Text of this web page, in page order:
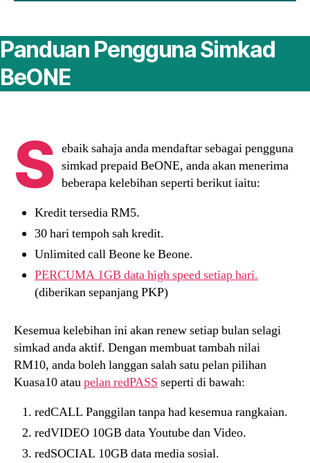
Panduan Pengguna Simkad
BeONE
S ebaik sahaja anda mendaftar sebagai pengguna
simkad prepaid BeONE, anda akan menerima
beberapa kelebihan seperti berikut iaitu:
Kredit tersedia RM5.
30 hari tempoh sah kredit.
Unlimited call Beone ke Beone.
PERCUMA 1GB data high speed setiap hari.
(diberikan sepanjang PKP)
Kesemua kelebihan ini akan renew setiap bulan selagi
simkad anda aktif. Dengan membuat tambah nilai
RM10, anda boleh langgan salah satu pelan pilihan
Kuasa10 ataupelan redPASS seperti di bawah:
redCALL Panggilan tanpa had kesemua rangkaian.
redVIDEO 10GB data Youtube dan Video.
redSOCIAL 10GB data media sosial.